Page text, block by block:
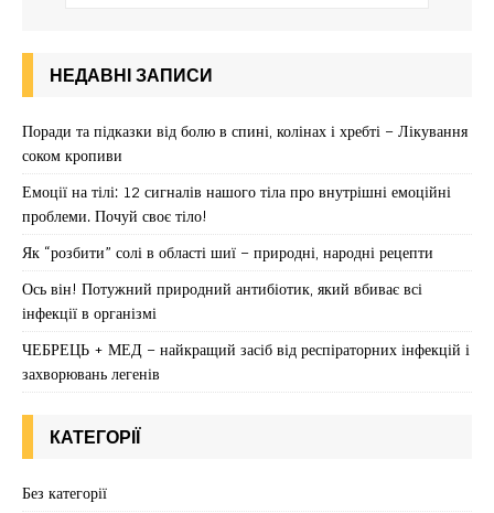
НЕДАВНІ ЗАПИСИ
Поради та підказки від болю в спині, колінах і хребті – Лікування
соком кропиви
Емоції на тілі: 12 сигналів нашого тіла про внутрішні емоційні
проблеми. Почуй своє тіло!
Як “розбити” солі в області шиї – природні, народні рецепти
Ось він! Потужний природний антибіотик, який вбиває всі
інфекції в організмі
ЧЕБРЕЦЬ + МЕД – найкращий засіб від респіраторних інфекцій і
захворювань легенів
КАТЕГОРІЇ
Без категорії